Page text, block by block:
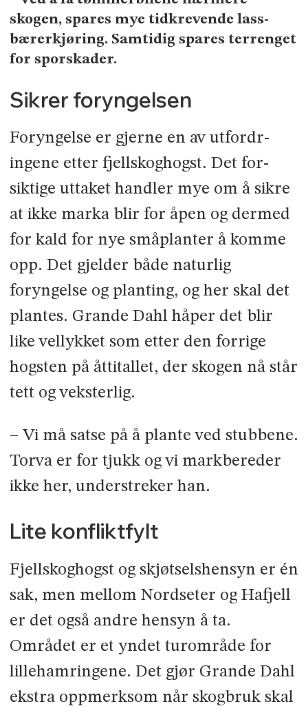
skogen, spares mye tidkrevende lass­
bærerkjøring. Samtidig spares ter­renget
for sporskader.
Sikrer foryngelsen
Foryngelse er gjerne en av utfordr­
ingene etter fjellskoghogst. Det for­
siktige uttaket handler mye om å sikre
at ikke marka blir for åpen og der­med
for kald for nye småplanter å komme
opp. Det gjelder både natur­lig
foryngelse og planting, og her skal det
plantes. Grande Dahl håper det blir
like vellykket som etter den forrige
hogsten på åttitallet, der skogen nå står
tett og veksterlig.
– Vi må satse på å plante ved stub­bene.
Torva er for tjukk og vi mark­bereder
ikke her, understreker han.
Lite konfliktfylt
Fjellskoghogst og skjøtselshensyn er én
sak, men mellom Nordseter og Hafjell
er det også andre hensyn å ta.
Området er et yndet turområde for
lillehamringene. Det gjør Grande Dahl
ekstra oppmerksom når skog­bruk skal